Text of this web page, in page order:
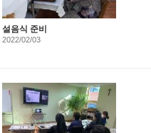
설음식 준비
2022/02/03